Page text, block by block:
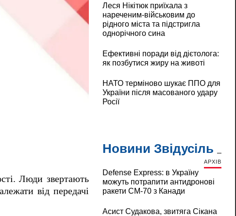
Люди звертають
від передачі
Леся Нікітюк приїхала з
нареченим-військовим до
рідного міста та підстригла
однорічного сина
Ефективні поради від дієтолога:
як позбутися жиру на животі
НАТО терміново шукає ППО для
України після масованого удару
Росії
Новини Звідусіль
АРХІВ
Defense Express: в Україну
можуть потрапити антидронові
ракети CM-70 з Канади
Асист Судакова, звитяга Сікана